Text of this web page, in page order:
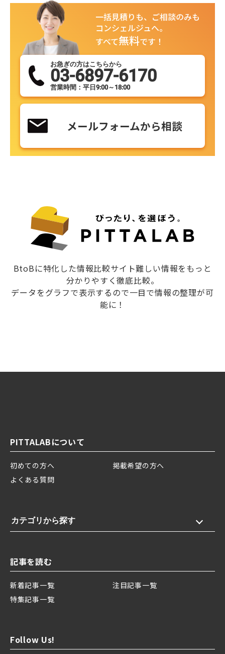
一括見積りも、ご相談のみも
コンシェルジュへ。
すべて無料です！
お急ぎの方はこちらから
03-6897-6170
営業時間：平日9:00～18:00
メールフォームから相談
BtoBに特化した情報比較サイト難しい情報をもっと
分かりやすく徹底比較。
データをグラフで表示するので一目で情報の整理が可
能に！
PITTALABについて
初めての方へ
掲載希望の方へ
よくある質問
カテゴリから探す
記事を読む
新着記事一覧
注目記事一覧
特集記事一覧
Follow Us!